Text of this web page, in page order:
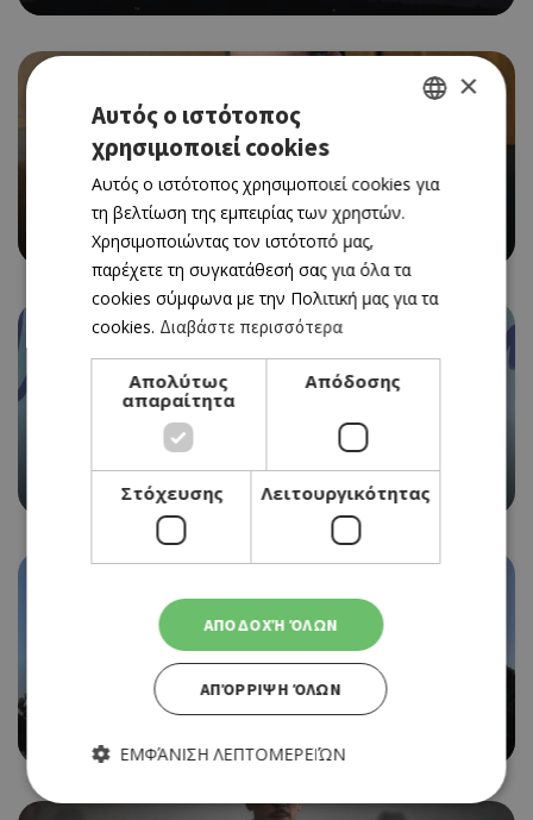
Ο ΜΙΧΑΛΗΣ ΠΕΡΣΙΑΝΗΣ ΕΠΙΣΤΡΕΦΕΙ ΣΤΗΝ
«ΚΑΘΗΜΕΡΙΝΗ» ΚΥΠΡΟΥ ΩΣ ΣΥΜΒΟΥΛΟΣ ΕΚΔΟΣΗΣ
GLAM – SUMMER POOLSIDE SERIES
Η ΕΤΑΙΡΙΑ ΠΟΥ ΚΕΡΔΙΣΕ ΤΗΝ ΠΡΟΣΦΟΡΑ ΓΙΑ ΤΟ
ENGLISH
×
Αυτός ο ιστότοπος
χρησιμοποιεί cookies
Αυτός ο ιστότοπος χρησιμοποιεί cookies για
τη βελτίωση της εμπειρίας των χρηστών.
Χρησιμοποιώντας τον ιστότοπό μας,
παρέχετε τη συγκατάθεσή σας για όλα τα
cookies σύμφωνα με την Πολιτική μας για τα
cookies. Διαβάστε περισσότερα
Απολύτως
απαραίτητα
Απόδοσης
Στόχευσης Λειτουργικότητας
ΑΠΟΔΟΧΉ ΌΛΩΝ
ΑΠΌΡΡΙΨΗ ΌΛΩΝ
ΕΜΦΆΝΙΣΗ ΛΕΠΤΟΜΕΡΕΙΏΝ